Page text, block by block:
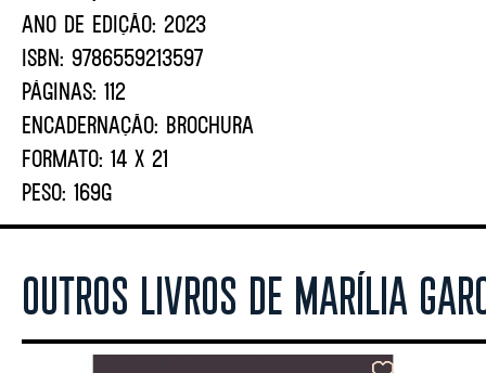
ANO DE EDIÇÃO: 2023
ISBN: 9786559213597
PÁGINAS: 112
ENCADERNAÇÃO: BROCHURA
FORMATO: 14 X 21
PESO: 169G
OUTROS LIVROS DE MARÍLIA